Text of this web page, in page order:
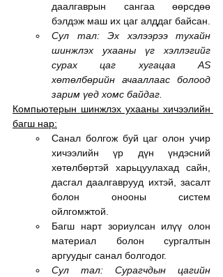
даалгаврын сангаа өөрсдөө
бэлдэж маш их цаг алддаг байсан.
Сул тал: Эх хэлээрээ тухайн
шинжлэх ухааны үг хэллэгийг
сурах цаг хугацаа AS
хөтөлбөрийн ачааллаас болоод
зарим үед хомс байдаг.
Компьютерын шинжлэх ухааны хичээлийн
багш нар:
Санал болгож буй цаг олон учир
хичээлийн үр дүн үндэсний
хөтөлбөртэй харьцуулахад сайн,
дасгал даалгаврууд ихтэй, засалт
болон онооны систем
ойлгомжтой.
Багш нарт зориулсан илүү олон
материал болон сургалтын
аргуудыг санал болгодог.
Сул тал: Сурагчдын цагийн